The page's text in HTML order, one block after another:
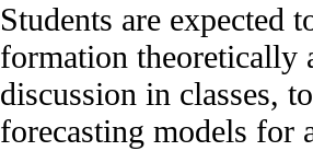
Students are expected
formation theoretically
discussion in classes,
forecasting models